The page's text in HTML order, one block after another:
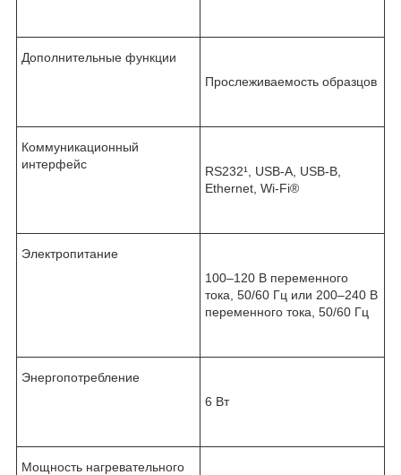
Дополнительные функции
Прослеживаемость образцов
Коммуникационный
интерфейс
RS232¹, USB-A, USB-B,
Ethernet, Wi-Fi®
Электропитание
100–120 В переменного
тока, 50/60 Гц или 200–240 В
переменного тока, 50/60 Гц
Энергопотребление
6 Вт
Мощность нагревательного